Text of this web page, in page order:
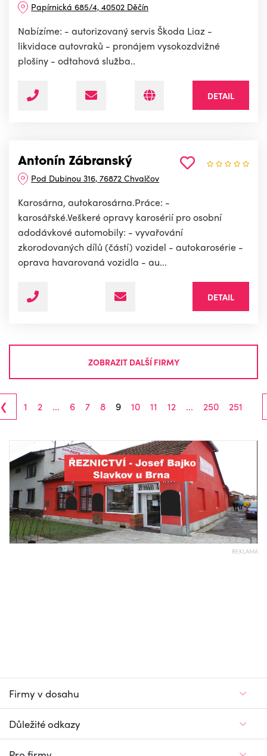
Papírnická 685/4, 40502 Děčín
Nabízíme: - autorizovaný servis Škoda Liaz -
likvidace autovraků - pronájem vysokozdvižné
plošiny - odtahová služba..
DETAIL
Antonín Zábranský
Pod Dubinou 316, 76872 Chvalčov
Karosárna, autokarosárna.Práce: -
karosářské.Veškeré opravy karosérií pro osobní
adodávkové automobily: - vyvařování
zkorodovaných dílů (částí) vozidel - autokarosérie -
oprava havarovaná vozidla - au...
DETAIL
ZOBRAZIT DALŠÍ FIRMY
‹ 1 2 ... 6 7 8 9 10 11 12 ... 250 251
REKLAMA
Firmy v dosahu
Důležité odkazy